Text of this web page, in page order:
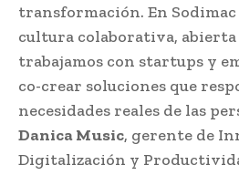
transformación. En
cultura colaborativa, abierta
trabajamos con startups y
co-crear soluciones que
necesidades reales de las
Danica Music, gerente de
Digitalización y